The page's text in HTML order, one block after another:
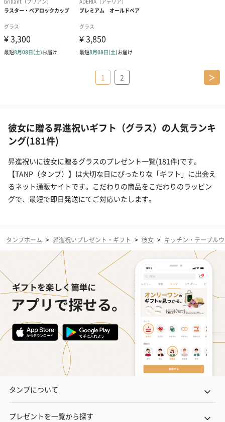
1 2 ＞
彼女に贈る昇進祝いギフト（グラス）の人気ランキ
ング(181件)
昇進祝いに彼女に贈るグラスのプレゼント一覧(181件)です。
【TANP（タンプ）】は大切な日にぴったりな「ギフト」に出会え
るネット通販サイトです。こだわりの商品をこだわりのラッピン
グで、最短で即日発送にてご対応いたします。
タンプホーム > 昇進祝いプレゼント・ギフト > 彼女 > キッチン・テーブル
タンプについて
プレゼントを一覧から探す